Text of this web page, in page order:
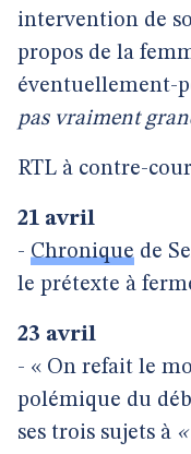
intervention de
propos de la
éventuellement-
pas vraiment
RTL à contre-
21 avril
- Chronique de
le prétexte à
23 avril
- « On refait le
polémique du
ses trois sujets à